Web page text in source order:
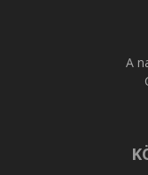
A